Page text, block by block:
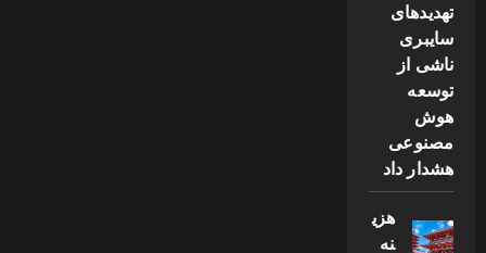
تهدیدهای
سایبری
ناشی از
توسعه
هوش
مصنوعی
هشدار داد
هزی
نه